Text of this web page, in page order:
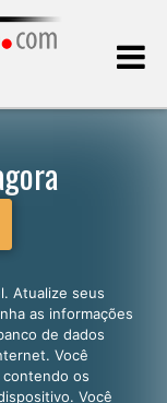
Atualize seus
as informações
de dados
Você
os
Você